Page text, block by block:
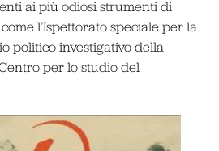
ai più odiosi strumenti di
l’Ispettorato speciale per la
politico investigativo della
per lo studio del